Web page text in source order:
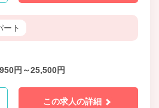
ート
円～25,500円
この求人の詳細